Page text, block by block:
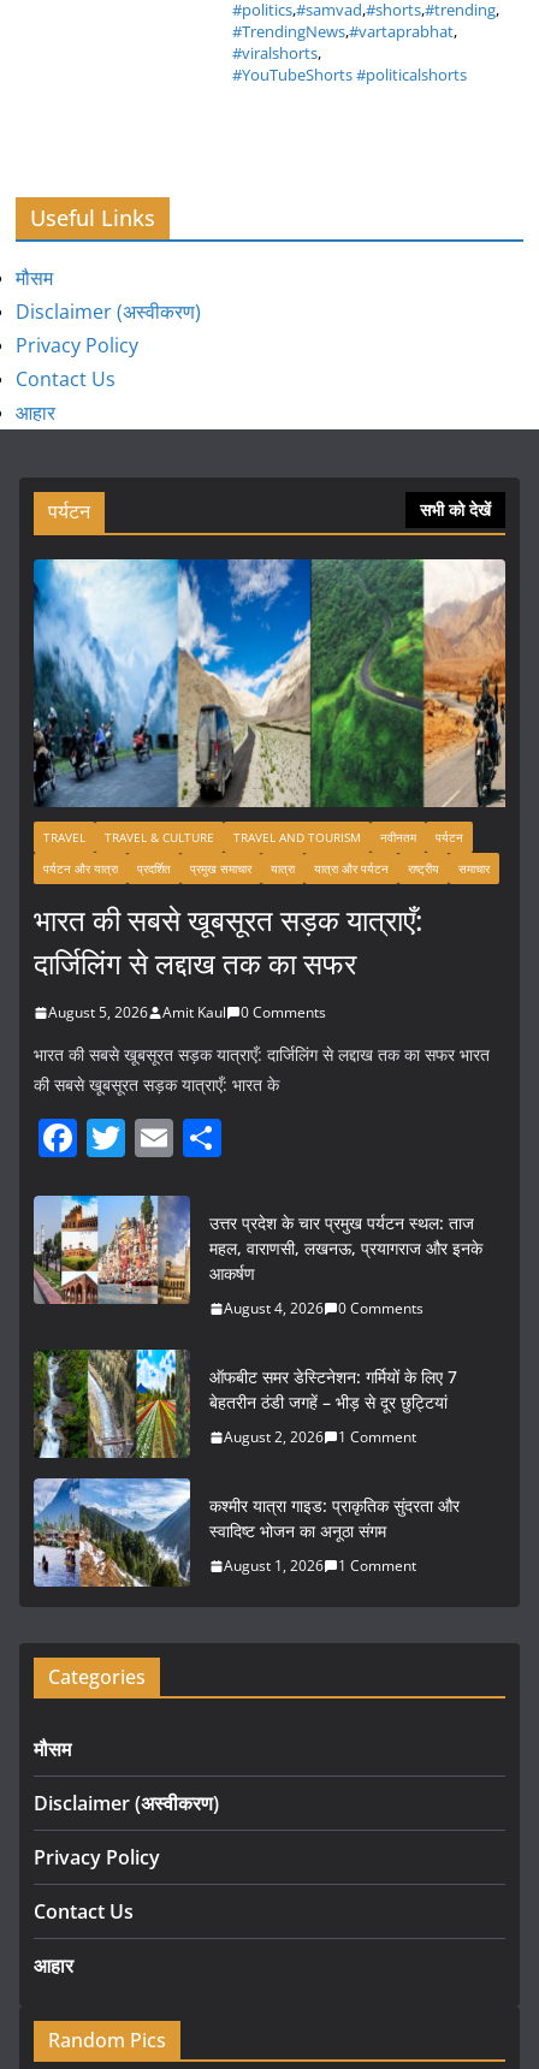
#politics,#samvad,#shorts,#trending,
#TrendingNews,#vartaprabhat,
#viralshorts,
#YouTubeShorts #politicalshorts
Useful Links
मौसम
Disclaimer (अस्वीकरण)
Privacy Policy
Contact Us
आहार
पर्यटन सभी को देखें
TRAVEL TRAVEL & CULTURE TRAVEL AND TOURISM नवीनतम
पर्यटन
पर्यटन और यात्रा
प्रदर्शित प्रमुख समाचार यात्रा यात्रा और पर्यटन राष्ट्रीय समाचार
भारत की सबसे खूबसूरत सड़क यात्राएँ:
दार्जिलिंग से लद्दाख तक का सफर
August 5, 2026 Amit Kaul 0 Comments
भारत की सबसे खूबसूरत सड़क यात्राएँ: दार्जिलिंग से लद्दाख तक का सफर भारत
की सबसे खूबसूरत सड़क यात्राएँ: भारत के
F
c
e
b
o
k
T
itt
er
E
ai
l
ar
e
उत्तर प्रदेश के चार प्रमुख पर्यटन स्थल: ताज
महल, वाराणसी, लखनऊ, प्रयागराज और इनके
आकर्षण
August 4, 2026 0 Comments
ऑफबीट समर डेस्टिनेशन: गर्मियों के लिए 7
बेहतरीन ठंडी जगहें – भीड़ से दूर छुट्टियां
August 2, 2026 1 Comment
कश्मीर यात्रा गाइड: प्राकृतिक सुंदरता और
स्वादिष्ट भोजन का अनूठा संगम
August 1, 2026 1 Comment
Categories
मौसम
Disclaimer (अस्वीकरण)
Privacy Policy
Contact Us
आहार
Random Pics